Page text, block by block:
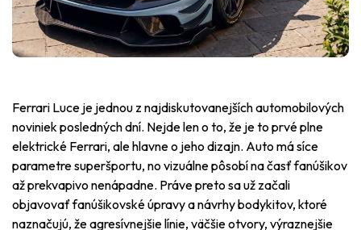
Ferrari Luce je jednou z najdiskutovanejších automobilových
noviniek posledných dní. Nejde len o to, že je to prvé plne
elektrické Ferrari, ale hlavne o jeho dizajn. Auto má síce
parametre superšportu, no vizuálne pôsobí na časť fanúšikov
až prekvapivo nenápadne. Práve preto sa už začali
objavovať fanúšikovské úpravy a návrhy bodykitov, ktoré
naznačujú, že agresívnejšie línie, väčšie otvory, výraznejšie